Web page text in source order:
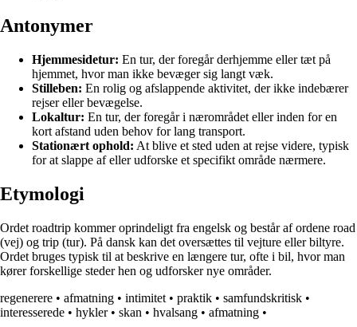
Antonymer
Hjemmesidetur: En tur, der foregår derhjemme eller tæt på
hjemmet, hvor man ikke bevæger sig langt væk.
Stilleben: En rolig og afslappende aktivitet, der ikke indebærer
rejser eller bevægelse.
Lokaltur: En tur, der foregår i nærområdet eller inden for en
kort afstand uden behov for lang transport.
Stationært ophold: At blive et sted uden at rejse videre, typisk
for at slappe af eller udforske et specifikt område nærmere.
Etymologi
Ordet roadtrip kommer oprindeligt fra engelsk og består af ordene road
(vej) og trip (tur). På dansk kan det oversættes til vejture eller biltyre.
Ordet bruges typisk til at beskrive en længere tur, ofte i bil, hvor man
kører forskellige steder hen og udforsker nye områder.
regenerere • afmatning • intimitet • praktik • samfundskritisk •
interesserede • hykler• skan • hvalsang • afmatning •